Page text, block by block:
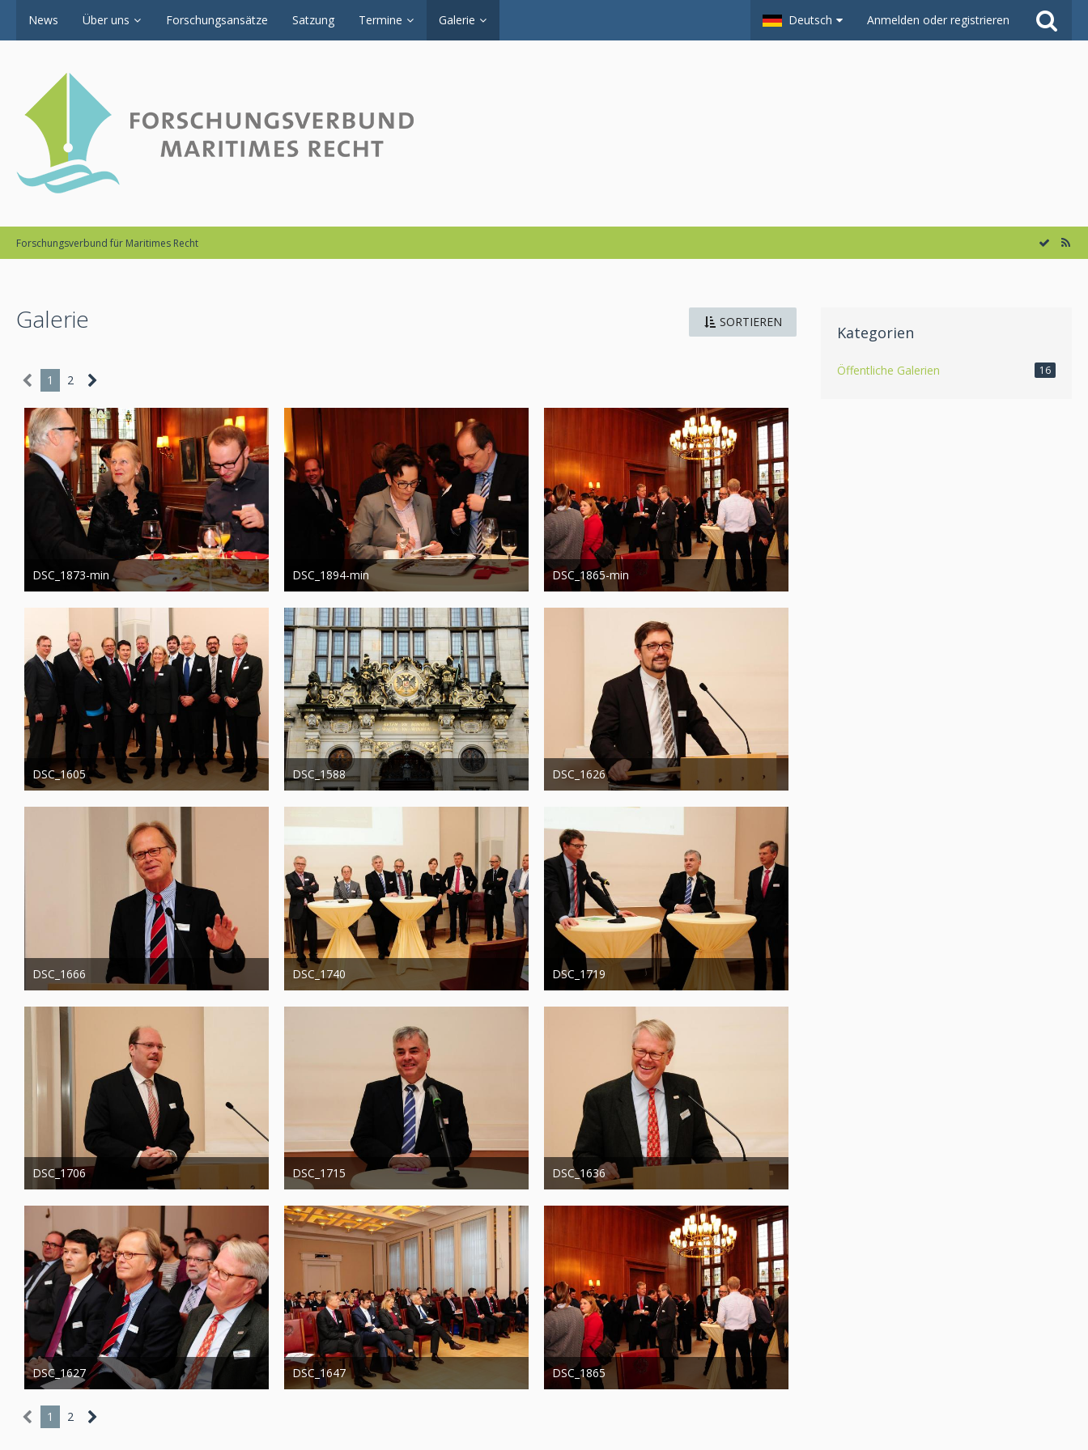
News Über uns Forschungsansätze Satzung Termine Galerie Deutsch Anmelden oder registrieren
Forschungsverbund für Maritimes Recht
Galerie SORTIEREN
1 2
DSC_1873-min
Administrator
13. März 2019
1.007
0
DSC_1894-min
Administrator
13. März 2019
1.137
0
DSC_1865-min
Administrator
13. März 2019
1.212
0
DSC_1605
Administrator
20. August 2019
1.276
0 0
DSC_1588
Administrator
20. August 2019
1.201
0
DSC_1626
Administrator
20. August 2019
0
DSC_1666
Administrator
20. August 2019
1.193
0 0
DSC_1740
Administrator
20. August 2019
1.286
0 0
DSC_1719
Administrator
20. August 2019
1.271
0 0
DSC_1706
Administrator
20. August 2019
1.244
0 0
DSC_1715
Administrator
20. August 2019
1.318
0 0
DSC_1636
Administrator
20. August 2019
1.306
0 0
DSC_1627
Administrator
20. August 2019
1.307
DSC_1647
Administrator
20. August 2019
DSC_1865
Administrator
20. August 2019
1 2
Kategorien
Öffentliche Galerien 16